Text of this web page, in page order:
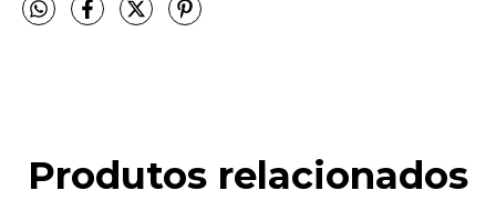
Produtos relacionados